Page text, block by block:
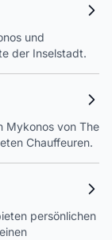
und
der Inselstadt.
Mykonos von The
Chauffeuren.
persönlichen